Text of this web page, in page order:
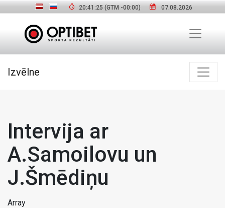
20:41:26 (GTM -00:00) 07.08.2026
Izvēlne
Intervija ar
A.Samoilovu un
J.Šmēdiņu
Array